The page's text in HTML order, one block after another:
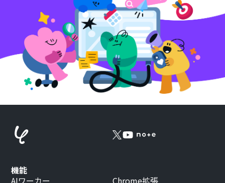
機能
AIワーカー
Chrome拡張